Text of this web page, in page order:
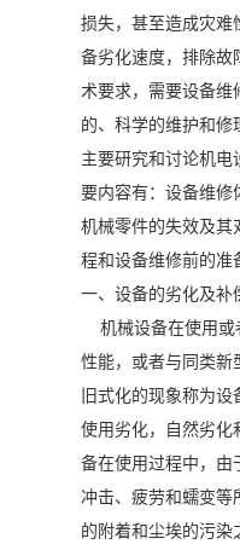
损失，甚至造成灾难
备劣化速度，排除故
术要求，需要设备维
的、科学的维护和修
主要研究和讨论机电
要内容有：设备维修
机械零件的失效及其
程和设备维修前的准
一、设备的劣化及补
机械设备在使用或
性能，或者与同类新
旧式化的现象称为
使用劣化，自然劣化
备在使用过程中，由
冲击、疲劳和蠕变等
的附着和尘埃的污染